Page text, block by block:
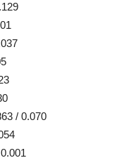
/ 0.070